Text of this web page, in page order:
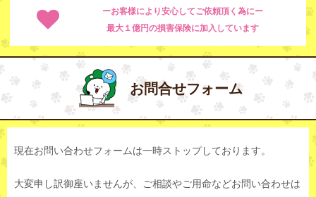
ーお客様により安心してご依頼頂く為にー
最大１億円の損害保険に加入しています
お問合せフォーム
現在お問い合わせフォームは一時ストップしております。
大変申し訳御座いませんが、ご相談やご用命などお問い合わせは